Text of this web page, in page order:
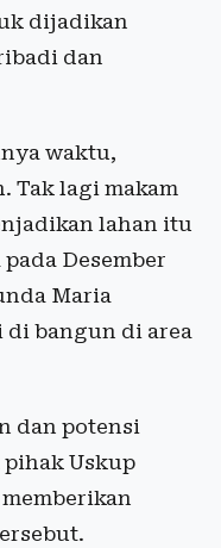
dijadikan
dan
waktu,
Tak lagi makam
lahan itu
Desember
Maria
di bangun di area
dan potensi
pihak Uskup